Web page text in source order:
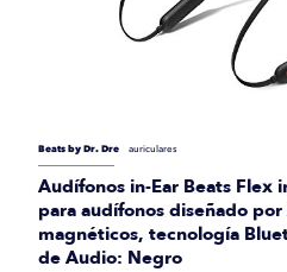
Beats by Dr. Dre auriculares
Audífonos in-Ear Beats Flex
para audífonos diseñado
magnéticos, tecnología
de Audio: Negro